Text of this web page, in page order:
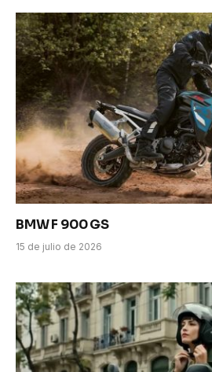
BMW F 900 GS
15 de julio de 2026